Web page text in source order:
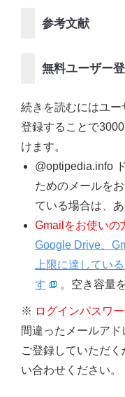
参考文献
無料ユーザー
続きを読むにはユー
登録することで
けます。
@optipedia.info
ためのメールをお
ている場合は、
Gmailをお使いの
Google Drive、
上限に達してい
す
。空き容量
※ ログインパスワ
間違ったメールア
ご登録していただく
い合わせください。